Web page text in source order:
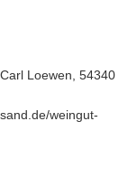
Loewen, 54340
weingut-